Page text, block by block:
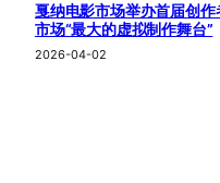
戛纳电影市场举办首届创
市场“最大的虚拟制作舞台”
2026-04-02